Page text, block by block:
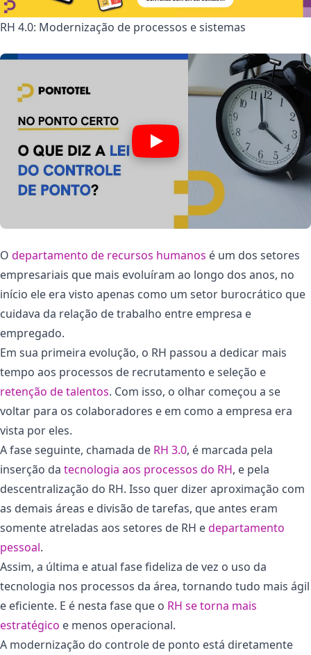
RH 4.0: Modernização de processos e sistemas
O departamento de recursos humanos é um dos setores
empresariais que mais evoluíram ao longo dos anos, no
início ele era visto apenas como um setor burocrático que
cuidava da relação de trabalho entre empresa e
empregado.
Em sua primeira evolução, o RH passou a dedicar mais
tempo aos processos de recrutamento e seleção e
retenção de talentos. Com isso, o olhar começou a se
voltar para os colaboradores e em como a empresa era
vista por eles.
A fase seguinte, chamada de RH 3.0, é marcada pela
inserção da tecnologia aos processos do RH, e pela
descentralização do RH. Isso quer dizer aproximação com
as demais áreas e divisão de tarefas, que antes eram
somente atreladas aos setores de RH edepartamento
pessoal.
Assim, a última e atual fase fideliza de vez o uso da
tecnologia nos processos da área, tornando tudo mais ágil
e eficiente. E é nesta fase que o RH se torna mais
estratégico e menos operacional.
A modernização do controle de ponto está diretamente